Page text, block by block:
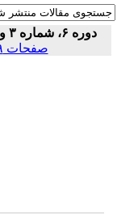
دوره ۶، شماره ۳ و ۴ - ( ۷-۱۳۹۴ )
صفحات ۳۹-۳۳